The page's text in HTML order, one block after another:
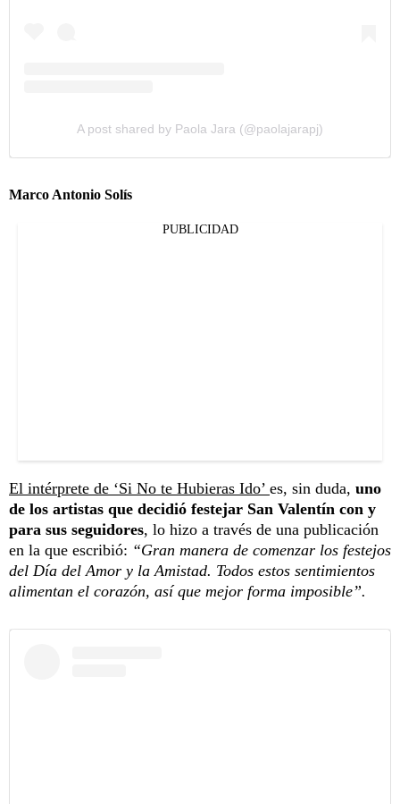
A post shared by Paola Jara (@paolajarapj)
Marco Antonio Solís
PUBLICIDAD
El intérprete de ‘Si No te Hubieras Ido’ es, sin duda, uno
de los artistas que decidió festejar San Valentín con y
para sus seguidores, lo hizo a través de una publicación
en la que escribió: “Gran manera de comenzar los festejos
del Día del Amor y la Amistad. Todos estos sentimientos
alimentan el corazón, así que mejor forma imposible”.